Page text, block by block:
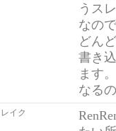
うス
なの
どん
書き
ます
なる
レイク